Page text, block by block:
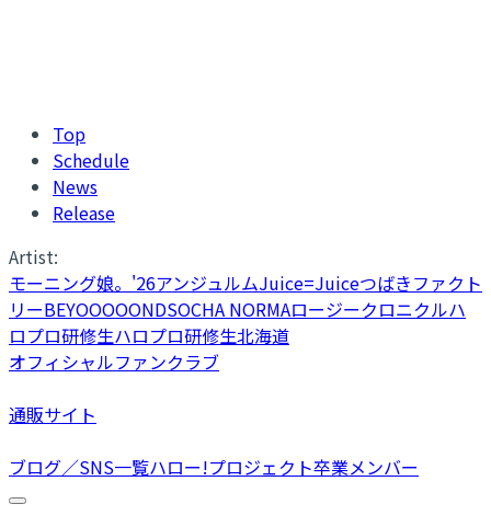
Top
Schedule
News
Release
Artist:
モーニング娘。'26アンジュルムJuice=Juiceつばきファクト
リーBEYOOOOONDSOCHA NORMAロージークロニクルハ
ロプロ研修生ハロプロ研修生北海道
オフィシャルファンクラブ
通販サイト
ブログ／SNS一覧ハロー!プロジェクト卒業メンバー